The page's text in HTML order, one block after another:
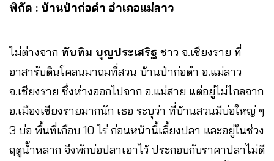
พิกัด : บ้านป่าก่อดำ อำเภอแม่ลาว
ไม่ต่างจาก ทับทิม บุญประเสริฐ ชาว จ.เชียงราย ที่
อาสารับดินโคลนมาถมที่สวน บ้านป่าก่อดำ อ.แม่ลาว
จ.เชียงราย ซึ่งห่างออกไปจาก อ.แม่สาย แต่อยู่ไม่ไกลจาก
อ.เมืองเชียงรายมากนัก เธอ ระบุว่า ที่บ้านสวนมีบ่อใหญ่ ๆ
3 บ่อ พื้นที่เกือบ 10 ไร่ ก่อนหน้านี้เลี้ยงปลา และอยู่ในช่วง
ฤดูน้ำหลาก จึงพักบ่อปลาเอาไว้ ประกอบกับราคาปลาไม่ดี